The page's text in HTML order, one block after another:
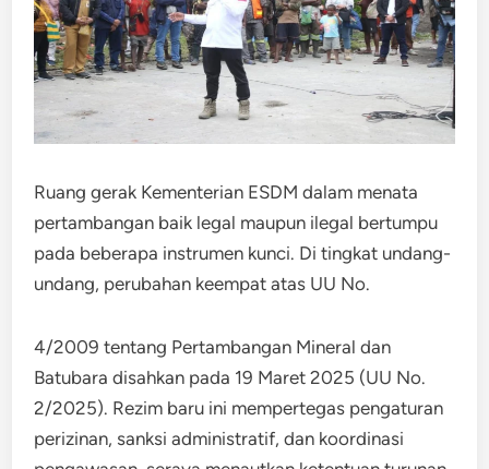
Ruang gerak Kementerian ESDM dalam menata
pertambangan baik legal maupun ilegal bertumpu
pada beberapa instrumen kunci. Di tingkat undang-
undang, perubahan keempat atas UU No.
4/2009 tentang Pertambangan Mineral dan
Batubara disahkan pada 19 Maret 2025 (UU No.
2/2025). Rezim baru ini mempertegas pengaturan
perizinan, sanksi administratif, dan koordinasi